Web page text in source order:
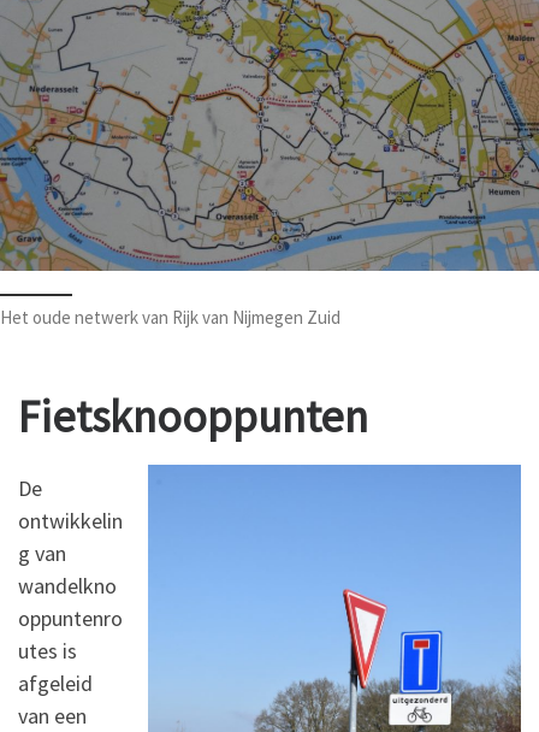
Het oude netwerk van Rijk van Nijmegen Zuid
Fietsknooppunten
De
ontwikkelin
g van
wandelkno
oppuntenro
utes is
afgeleid
van een